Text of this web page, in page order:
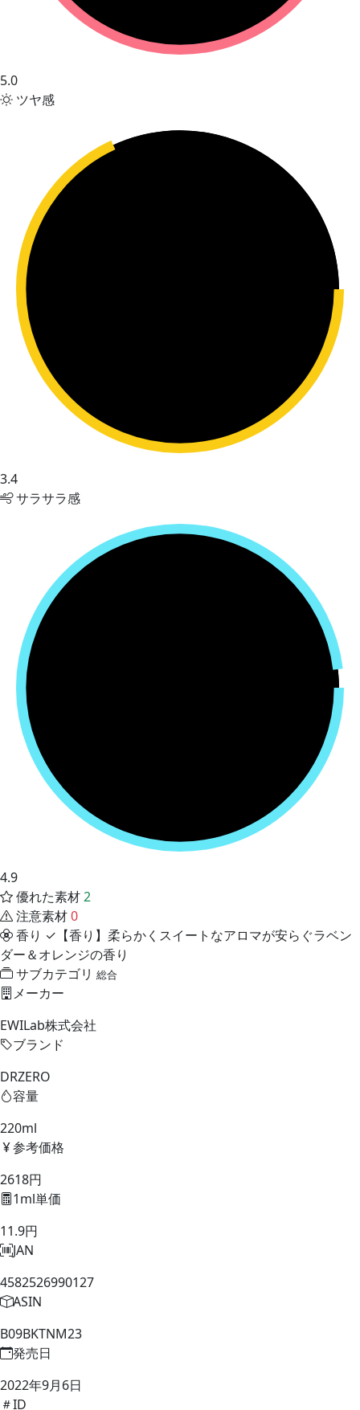
5.0
ツヤ感
3.4
サラサラ感
4.9
優れた素材2
注意素材0
香り ✓【香り】柔らかくスイートなアロマが安らぐラベン
ダー＆オレンジの香り
サブカテゴリ 総合
メーカー
EWILab株式会社
ブランド
DRZERO
容量
220ml
参考価格
2618円
1ml単価
11.9円
JAN
4582526990127
ASIN
B09BKTNM23
発売日
2022年9月6日
ID